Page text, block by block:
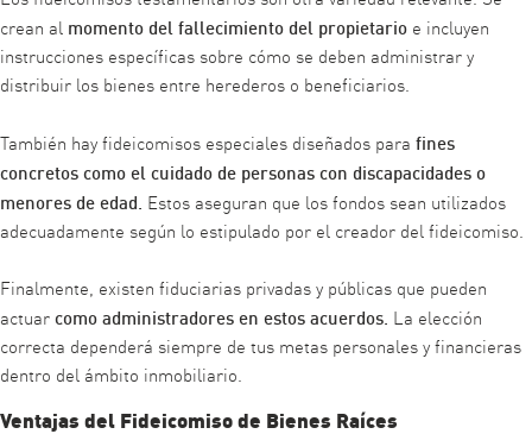
crean al momento del fallecimiento del propietario e incluyen
instrucciones específicas sobre cómo se deben administrar y
distribuir los bienes entre herederos o beneficiarios.
También hay fideicomisos especiales diseñados para fines
concretos como el cuidado de personas con discapacidades o
menores de edad. Estos aseguran que los fondos sean utilizados
adecuadamente según lo estipulado por el creador del fideicomiso.
Finalmente, existen fiduciarias privadas y públicas que pueden
actuarcomo administradores en estos acuerdos. La elección
correcta dependerá siempre de tus metas personales y financieras
dentro del ámbito inmobiliario.
Ventajas del Fideicomiso de Bienes Raíces